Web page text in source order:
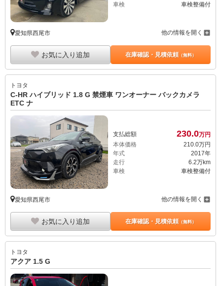
車検
車検整備付
愛知県西尾市 他の情報を開く
お気に入り追加 在庫確認・見積依頼（無料）
トヨタ
C-HR ハイブリッド 1.8 G 禁煙車 ワンオーナー バックカメラ
ETC ナ
支払総額 230.0万円
本体価格
210. 0万円
年式
2017年
走行
6.2万km
車検
車検整備付
愛知県西尾市 他の情報を開く
お気に入り追加 在庫確認・見積依頼（無料）
トヨタ
アクア 1.5 G